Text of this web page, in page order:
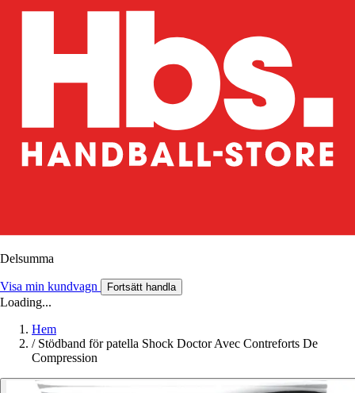
Delsumma
Visa min kundvagn Fortsätt handla
Loading...
Hem
/ Stödband för patella Shock Doctor Avec Contreforts De
Compression